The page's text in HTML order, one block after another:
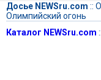
Досье NEWSru.com ::
Олимпийский огонь
Каталог NEWSru.com ::